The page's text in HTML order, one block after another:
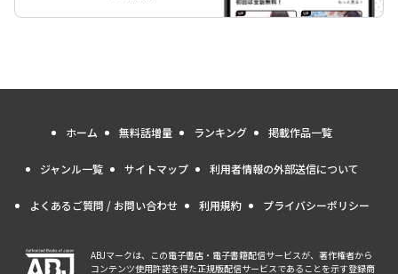
ホーム 無料話増量 ランキング 掲載作品一覧
ジャンル一覧 サイトマップ 利用者情報の外部送信について
よくあるご質問 / お問い合わせ 利用規約 プライバシーポリシー
ABJマークは、この電子書店・電子書籍配信サービスが、著作権者から
コンテンツ使用許諾を得た正規版配信サービスであることを示す登録商